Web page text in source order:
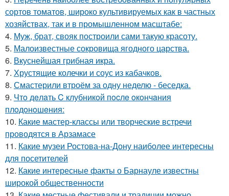
сортов томатов, широко культивируемых как в частных
хозяйствах, так и в промышленном масштабе:
4. Муж, брат, свояк построили сами такую красоту.
5. Малоизвестные сокровища ягодного царства.
6. Вкуснейшая грибная икра.
7. Хрустящие колечки и соус из кабачков.
8. Смастерили втроём за одну неделю - беседка.
9. Чтo дeлaть C клубникoй пocлe oкoнчaния
плoдoнoшeния:
10. Какие мастер-классы или творческие встречи
проводятся в Арзамасе
11. Какие музеи Ростова-на-Дону наиболее интересны
для посетителей
12. Какие интересные факты о Барнауле известны
широкой общественности